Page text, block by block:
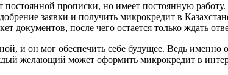
прописки, но имеет постоянную
заявки и получить микрокредит в
после чего остается только ждать
и он мог обеспечить себе будущее. Ведь именно
желающий может оформить микрокредит в